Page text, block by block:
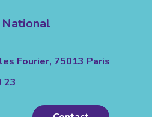
National
Fourier, 75013 Paris
23